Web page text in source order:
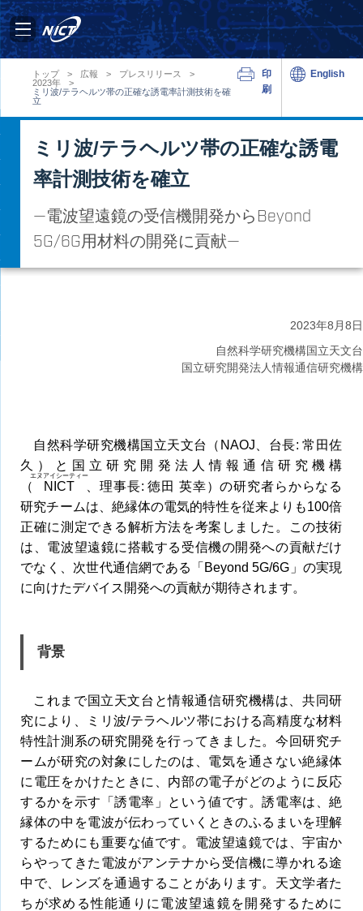
トップ > 広報 > プレスリリース
>
2023年
>
ミリ波/テラヘルツ帯の正確な誘電率計測技術を確
立
印
刷
English
ミリ波/テラヘルツ帯の正確な誘電
率計測技術を確立
—電波望遠鏡の受信機開発からBeyond
5G/6G用材料の開発に貢献—
2023年8月8日
自然科学研究機構国立天文台
国立研究開発法人情報通信研究機構
自然科学研究機構国立天文台（NAOJ、台長: 常田佐
久）と国立研究開発法人情報通信研究機構
（
NICT
エヌアイシーティー
、理事長: 徳田 英幸）の研究者らからなる
研究チームは、絶縁体の電気的特性を従来よりも100倍
正確に測定できる解析方法を考案しました。この技術
は、電波望遠鏡に搭載する受信機の開発への貢献だけ
でなく、次世代通信網である「Beyond 5G/6G」の実現
に向けたデバイス開発への貢献が期待されます。
背景
これまで国立天文台と情報通信研究機構は、共同研
究により、ミリ波/テラヘルツ帯における高精度な材料
特性計測系の研究開発を行ってきました。今回研究チ
ームが研究の対象にしたのは、電気を通さない絶縁体
に電圧をかけたときに、内部の電子がどのように反応
するかを示す「誘電率」という値です。誘電率は、絶
縁体の中を電波が伝わっていくときのふるまいを理解
するためにも重要な値です。電波望遠鏡では、宇宙か
らやってきた電波がアンテナから受信機に導かれる途
中で、レンズを通過することがあります。天文学者た
ちが求める性能通りに電波望遠鏡を開発するために